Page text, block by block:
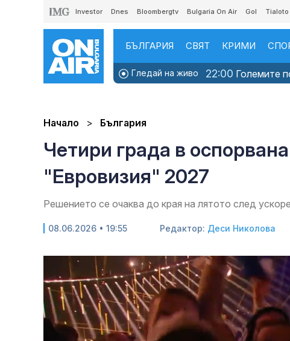
Investor Dnes Bloombergtv Bulgaria On Air Gol Tialoto
БЪЛГАРИЯ СВЯТ КРИМИ
Гледай на живо 22:00 Големите
Начало България
Четири града в
"Евровизия" 2027
Решението се очаква до края на лятото след
08.06.2026 • 19:55 Редактор: Деси Николова